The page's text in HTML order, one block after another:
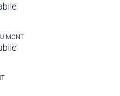
MONT